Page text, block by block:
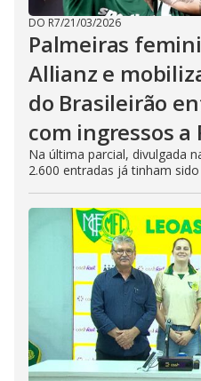
DO R7/21/03/2026
Palmeiras
Allianz e
do Brasileirão
com ingressos a
Na última parcial, divulgada
2.600 entradas já tinham